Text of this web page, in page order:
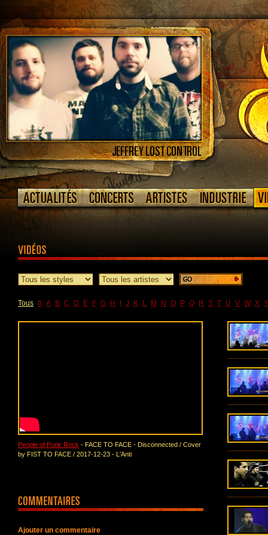
Tous # A B C D E F G H J K L M N O P Q R S T U V W X Y
People of Punk Rock - FACE TO FACE - Disconnected / Cover
by FIST TO FACE / 2017-12-23 - L'Anti
Ajouter un commentaire